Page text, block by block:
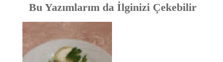
Bu Yazımlarım da İlginizi Çekebilir